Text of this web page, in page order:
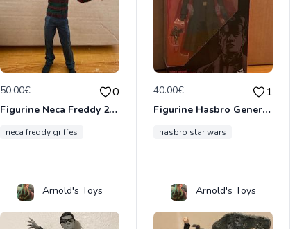
50.00€ 0
Figurine Neca Freddy 2010
neca freddy griffes
40.00€ 1
Figurine Hasbro General Hux (Star Wars VII)
hasbro star wars
Arnold's Toys Arnold's Toys